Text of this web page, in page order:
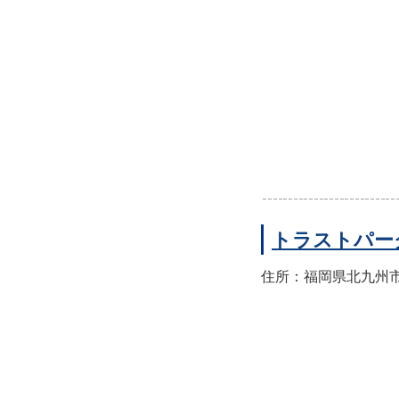
トラストパ
住所：福岡県北九州